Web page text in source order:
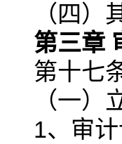
（四）
第三章
第十七
（一
1、审计